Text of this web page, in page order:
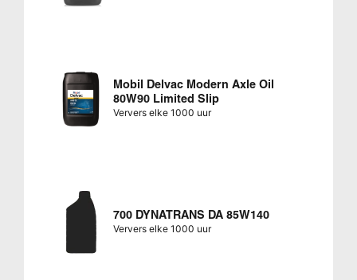
Mobil Delvac Modern Axle Oil
80W90 Limited Slip
Ververs elke 1000 uur
700 DYNATRANS DA 85W140
Ververs elke 1000 uur